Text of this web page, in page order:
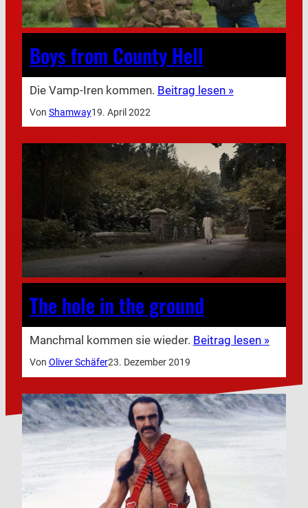
Boys from County Hell
Die Vamp-Iren kommen. Beitrag lesen »
Von Shamway19. April 2022
The hole in the ground
Manchmal kommen sie wieder. Beitrag lesen »
Von Oliver Schäfer23. Dezember 2019